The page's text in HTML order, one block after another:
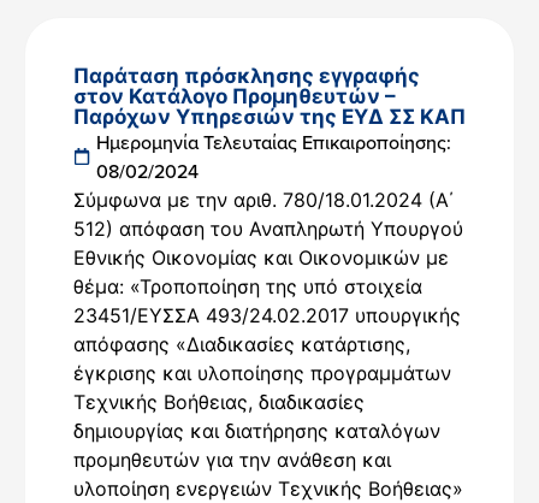
Παράταση πρόσκλησης εγγραφής
στον Κατάλογο Προμηθευτών –
Παρόχων Υπηρεσιών της ΕΥΔ ΣΣ ΚΑΠ
Ημερομηνία Τελευταίας Επικαιροποίησης:
08/02/2024
Σύμφωνα με την αριθ. 780/18.01.2024 (Α΄
512) απόφαση του Αναπληρωτή Υπουργού
Εθνικής Οικονομίας και Οικονομικών με
θέμα: «Τροποποίηση της υπό στοιχεία
23451/ΕΥΣΣΑ 493/24.02.2017 υπουργικής
απόφασης «Διαδικασίες κατάρτισης,
έγκρισης και υλοποίησης προγραμμάτων
Τεχνικής Βοήθειας, διαδικασίες
δημιουργίας και διατήρησης καταλόγων
προμηθευτών για την ανάθεση και
υλοποίηση ενεργειών Τεχνικής Βοήθειας»